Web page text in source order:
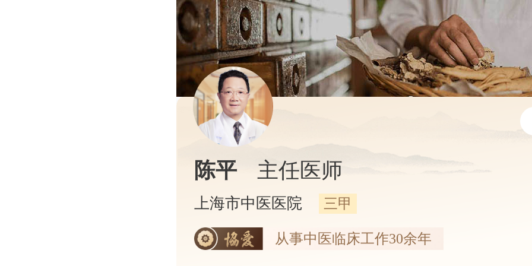
陈平 主任医师
上海市中医医院 三甲
从事中医临床工作30余年